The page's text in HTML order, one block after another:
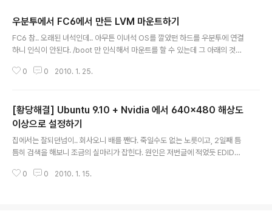
우분투에서 FC6에서 만든 LVM 마운트하기
FC6 참.. 오래된 녀석인데.. 아무튼 이녀석 OS를 깔았떤 하드를 우분투에 연결
하니 인식이 안된다. /boot 만 인식해서 마운트를 할 수 있는데 그 아래의 것들
패키지는 $ sudo apt-get install lvm2 로 설치하고 $ sudo vgscan Rea
-a y 2 logical volume(s) in volume group "VolGroup00" now activ
e 로 LVM을 검색..
0 0 2010. 1. 25.
[황당해결] Ubuntu 9.10 + Nvidia 에서 640x480 해상도
이상으로 설정하기
집에서는 잘되던넘이.. 회사오니 배를 짼다. 죽일수도 없는 노릇이고, 2일째 틈
틈히 검색을 해보니 조금의 실마리가 잡힌다. 원인은 저번글에 적었듯 EDID이
크 : http://baudizm.blogsome.com/2005/09/27/ignoring-edid-to-
0 0 2010. 1. 15.